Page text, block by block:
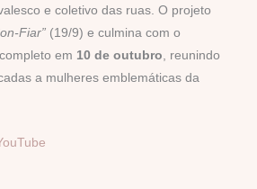
e coletivo das ruas. O projeto
Fiar” (19/9) e culmina com o
em 10 de outubro, reunindo
a mulheres emblemáticas da